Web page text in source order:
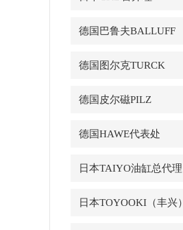
德国巴鲁夫BALLUFF
德国图尔克TURCK
德国皮尔磁PILZ
德国HAWE代表处
日本TAIYO油缸总代理
日本TOYOOKI（丰兴）